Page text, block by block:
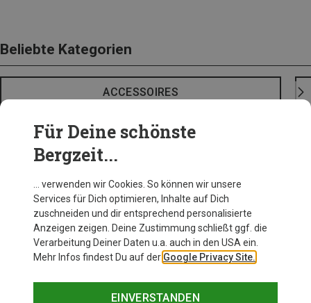
Beliebte Kategorien
ACCESSOIRES
Für Deine schönste
Bergzeit...
… verwenden wir Cookies. So können wir unsere
Services für Dich optimieren, Inhalte auf Dich
zuschneiden und dir entsprechend personalisierte
Anzeigen zeigen. Deine Zustimmung schließt ggf. die
Verarbeitung Deiner Daten u.a. auch in den USA ein.
Mehr Infos findest Du auf der Google Privacy Site.
EINVERSTANDEN